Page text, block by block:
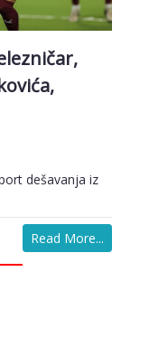
dešavanja iz
Read More...